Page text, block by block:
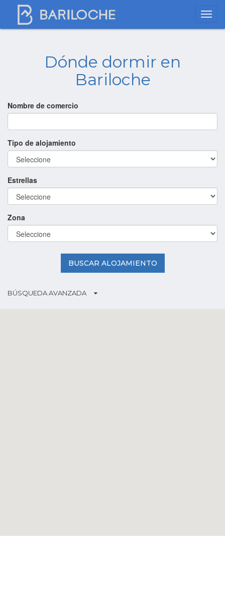
Dónde dormir en
Bariloche
Nombre de comercio
Tipo de alojamiento
Estrellas
Zona
BUSCAR ALOJAMIENTO
BÚSQUEDA AVANZADA